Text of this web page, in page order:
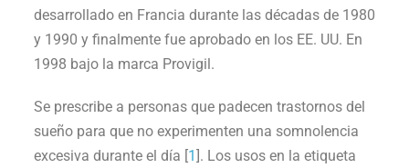
desarrollado en Francia durante las décadas de 1980
y 1990 y finalmente fue aprobado en los EE. UU. En
1998 bajo la marca Provigil.
Se prescribe a personas que padecen trastornos del
sueño para que no experimenten una somnolencia
excesiva durante el día [1]. Los usos en la etiqueta